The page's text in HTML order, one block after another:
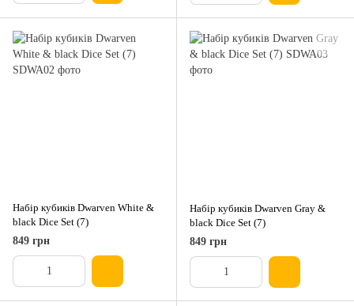
Набір кубиків Dwarven White &
black Dice Set (7)
849 грн
Набір кубиків Dwarven Gray &
black Dice Set (7)
849 грн